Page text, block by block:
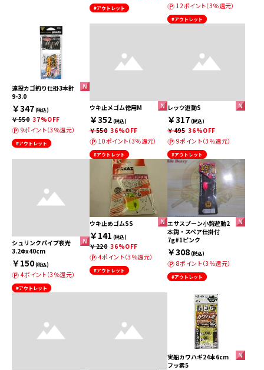
#アウトレット
12ポイント（3％還元）
#アウトレット
遠投カゴ釣り仕掛3本針
9-3.0
￥347(税込)
￥550 37%OFF
9ポイント（3％還元）
#アウトレット
ウキ止メゴム徳用M
￥352(税込)
￥550 36%OFF
10ポイント（3％還元）
#アウトレット
レッツ遊動S
￥317(税込)
￥495 36%OFF
9ポイント（3％還元）
#アウトレット
シュリンクパイプ夜光
3.2Φx40cm
￥150(税込)
4ポイント（3％還元）
#アウトレット
ウキ止めゴムSS
￥141 (税込)
￥220 36%OFF
4ポイント（3％還元）
#アウトレット
エサスプーン小鈎遊動2
本鈎・スペア仕掛付
7g#1ピンク
￥308(税込)
8ポイント（3％還元）
#アウトレット
実船カワハギ24本6cm
フッ素5